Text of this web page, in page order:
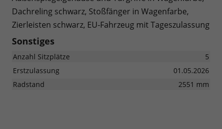
Dachreling schwarz, Stoßfänger in Wagenfarbe,
Zierleisten schwarz, EU-Fahrzeug mit Tageszulassung
Sonstiges
Anzahl Sitzplätze
5
Erstzulassung
01.05.2026
Radstand
2551 mm